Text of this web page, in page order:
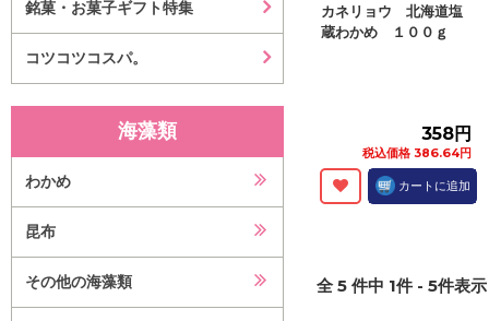
銘菓・お菓子ギフト特集
コツコツコスパ。
海藻類
わかめ
昆布
その他の海藻類
カネリョウ 北海道塩
蔵わかめ １００ｇ
358円
税込価格 386.64円
カートに追加
全5 件中 1件 - 5件表